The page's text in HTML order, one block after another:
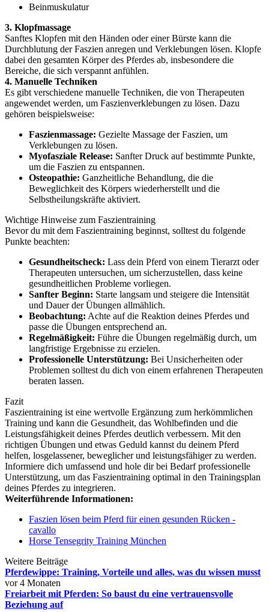
Beinmuskulatur
3. Klopfmassage
Sanftes Klopfen mit den Händen oder einer Bürste kann die
Durchblutung der Faszien anregen und Verklebungen lösen. Klopfe
dabei den gesamten Körper des Pferdes ab, insbesondere die
Bereiche, die sich verspannt anfühlen.
4. Manuelle Techniken
Es gibt verschiedene manuelle Techniken, die von Therapeuten
angewendet werden, um Faszienverklebungen zu lösen. Dazu
gehören beispielsweise:
Faszienmassage: Gezielte Massage der Faszien, um
Verklebungen zu lösen.
Myofasziale Release: Sanfter Druck auf bestimmte Punkte,
um die Faszien zu entspannen.
Osteopathie: Ganzheitliche Behandlung, die die
Beweglichkeit des Körpers wiederherstellt und die
Selbstheilungskräfte aktiviert.
Wichtige Hinweise zum Faszientraining
Bevor du mit dem Faszientraining beginnst, solltest du folgende
Punkte beachten:
Gesundheitscheck: Lass dein Pferd von einem Tierarzt oder
Therapeuten untersuchen, um sicherzustellen, dass keine
gesundheitlichen Probleme vorliegen.
Sanfter Beginn: Starte langsam und steigere die Intensität
und Dauer der Übungen allmählich.
Beobachtung: Achte auf die Reaktion deines Pferdes und
passe die Übungen entsprechend an.
Regelmäßigkeit: Führe die Übungen regelmäßig durch, um
langfristige Ergebnisse zu erzielen.
Professionelle Unterstützung: Bei Unsicherheiten oder
Problemen solltest du dich von einem erfahrenen Therapeuten
beraten lassen.
Fazit
Faszientraining ist eine wertvolle Ergänzung zum herkömmlichen
Training und kann die Gesundheit, das Wohlbefinden und die
Leistungsfähigkeit deines Pferdes deutlich verbessern. Mit den
richtigen Übungen und etwas Geduld kannst du deinem Pferd
helfen, losgelassener, beweglicher und leistungsfähiger zu werden.
Informiere dich umfassend und hole dir bei Bedarf professionelle
Unterstützung, um das Faszientraining optimal in den Trainingsplan
deines Pferdes zu integrieren.
Weiterführende Informationen:
Faszien lösen beim Pferd für einen gesunden Rücken -
cavallo
Horse Tensegrity Training München
Weitere Beiträge
Pferdewippe: Training, Vorteile und alles, was du wissen musst
vor 4 Monaten
Freiarbeit mit Pferden: So baust du eine vertrauensvolle
Beziehung auf